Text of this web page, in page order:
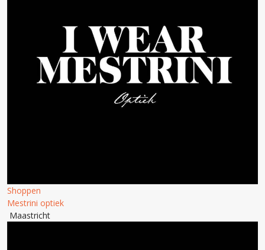
Shoppen
Mestrini optiek
Maastricht